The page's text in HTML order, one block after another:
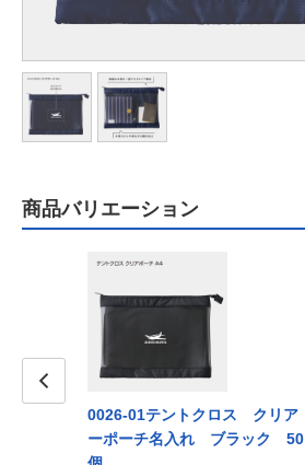
商品バリエーション
0026-01テントクロス クリア
ーポーチ名入れ ブラック 50